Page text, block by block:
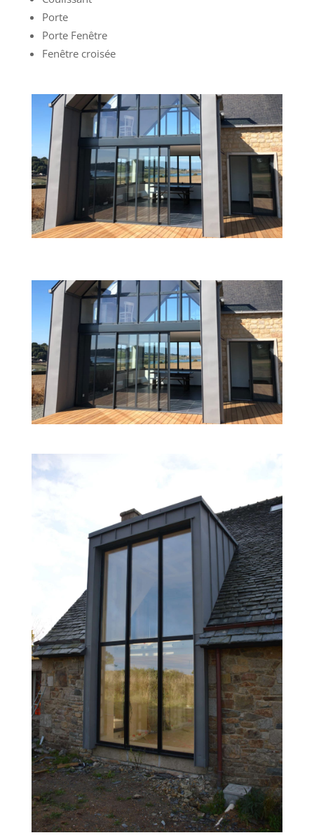
Porte
Porte Fenêtre
Fenêtre croisée